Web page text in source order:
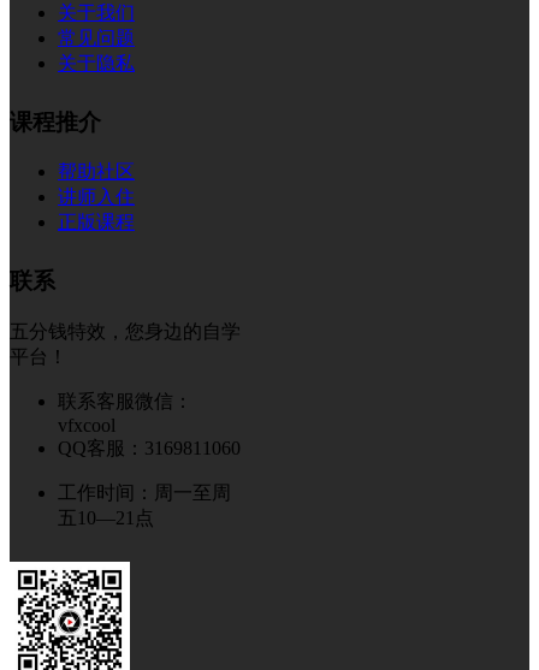
关于我们
常见问题
关于隐私
课程推介
帮助社区
讲师入住
正版课程
联系
五分钱特效，您身边的自学
平台！
联系客服微信：
vfxcool
QQ客服：3169811060
工作时间：周一至周
五10—21点